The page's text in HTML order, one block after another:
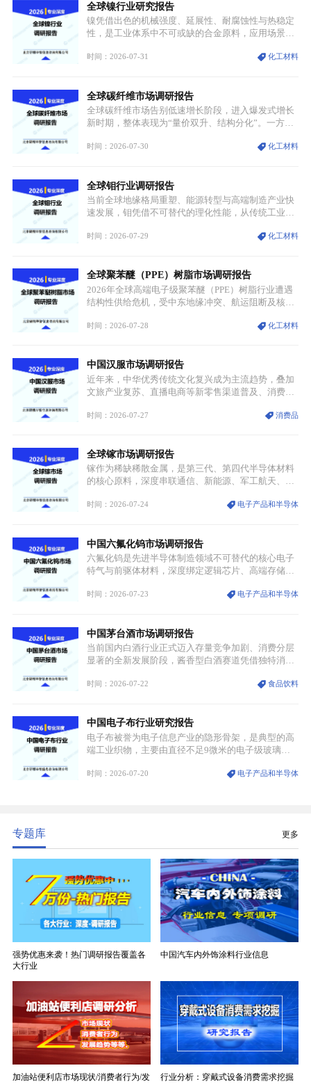
特点，在消费、创业、政策、技术多重驱动下，依旧
具备强劲的发展活力。
全球镍行业研究报告
镍凭借出色的机械强度、延展性、耐腐蚀性与热稳定
性，是工业体系中不可或缺的合金原料，应用场景横
用价值难以被替代。依托理化优势，镍被全球主要经
型为新能源核心战略矿产，全球产业形成“印尼掌控
资源与产能、中国主导消费与技术、工艺向低碳湿法
迭代、再生镍加速补位”的全新格局。
时间：2026-07-31 化工材料
全球碳纤维市场调研报告
全球碳纤维市场告别低速增长阶段，进入爆发式增长
新时期，整体表现为“量价双升、结构分化”。一方面
持续扩张；另一方面产品、需求、应用场景呈现明显
体规模扩张，高附加值领域与规模化工业应用形成两
大独立增长体系。
时间：2026-07-30 化工材料
全球钼行业调研报告
当前全球地缘格局重塑、能源转型与高端制造产业快
速发展，钼凭借不可替代的理化性能，从传统工业金
需格局重构、价值体系重估的新阶段。钼是典型难熔
贯穿传统工业、高端制造、军工、新能源等多个核心
产业，成为现代工业体系中不可或缺的基础材料。
时间：2026-07-29 化工材料
全球聚苯醚（PPE）树脂市场调研报告
2026年全球高端电子级聚苯醚（PPE）树脂行业遭遇
结构性供给危机，受中东地缘冲突、航运阻断及核心
停产，行业长期维持寡头垄断的供应链格局彻底瓦
价无市”的供给真空，并沿高频覆铜板、PCB电路板向
AI服务器、5G基站等高端电子终端持续传导，全产业
链生产、成本、交付均承受巨大压力。
时间：2026-07-28 化工材料
中国汉服市场调研报告
近年来，中华优秀传统文化复兴成为主流趋势，叠加
文旅产业复苏、直播电商等新零售渠道普及、消费群
服不再局限于传统节日、古风活动等小众场景，逐步
重要载体。同时，行业标准落地、生产技术升级、原
创设计能力提升，进一步夯实产业发展根基，吸引传
统服饰品牌、文旅企业等跨界入局，市场活力持续释
时间：2026-07-27 消费品
全球镓市场调研报告
镓作为稀缺稀散金属，是第三代、第四代半导体材料
的核心原料，深度串联通信、新能源、军工航天、光
与大国科技博弈的关键战略资源。镓并非传统大宗金
领域渗透”的战略体系，成为全球科技产业运转的刚
需资源。
时间：2026-07-24 电子产品和半导体
中国六氟化钨市场调研报告
六氟化钨是先进半导体制造领域不可替代的核心电子
特气与前驱体材料，深度绑定逻辑芯片、高端存储芯
沉积（CVD）、原子层沉积（ALD）工艺专用前驱体
密制造流程。
时间：2026-07-23 电子产品和半导体
中国茅台酒市场调研报告
当前国内白酒行业正式迈入存量竞争加剧、消费分层
显著的全新发展阶段，酱香型白酒赛道凭借独特消费
道。贵州茅台凭借独一无二的核心产区壁垒、刚性产
业。
时间：2026-07-22 食品饮料
中国电子布行业研究报告
电子布被誉为电子信息产业的隐形骨架，是典型的高
端工业织物，主要由直径不足9微米的电子级玻璃纤
生产制造过程中不可或缺的核心基材。电子布具备高
时间：2026-07-20 电子产品和半导体
专题库 更多
强势优惠来袭！热门调研报告覆盖各
大行业
中国汽车内外饰涂料行业信息
加油站便利店市场现状/消费者行为/发
行业分析：穿戴式设备消费需求挖掘